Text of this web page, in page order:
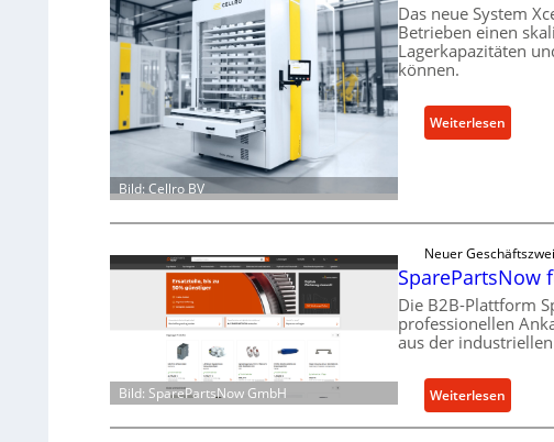
e
r
e
r
s
c
h
u
t
f
Bild: Cellro BV
Das neue System
Betrieben einen
Lagerkapazitäten
können.
Weiterlesen:
C
o
e
n
t
w
i
c
Bild: SparePartsNow GmbH
Neuer
SparePartsNow
Die B2B-Plattform
professionellen
aus der
Weiterlesen:
S